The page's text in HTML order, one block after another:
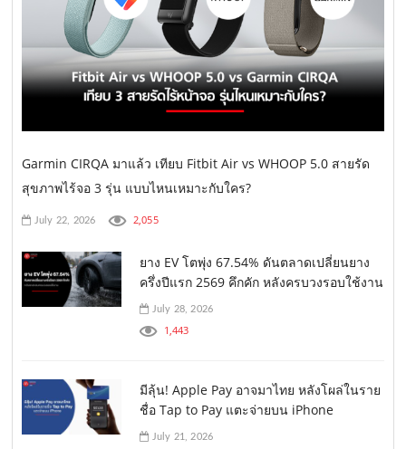
Garmin CIRQA มาแล้ว เทียบ Fitbit Air vs WHOOP 5.0 สายรัด
สุขภาพไร้จอ 3 รุ่น แบบไหนเหมาะกับใคร?
July 22, 2026 2,055
ยาง EV โตพุ่ง 67.54% ดันตลาดเปลี่ยนยาง
ครึ่งปีแรก 2569 คึกคัก หลังครบวงรอบใช้งาน
July 28, 2026
1,443
มีลุ้น! Apple Pay อาจมาไทย หลังโผล่ในราย
ชื่อ Tap to Pay แตะจ่ายบน iPhone
July 21, 2026